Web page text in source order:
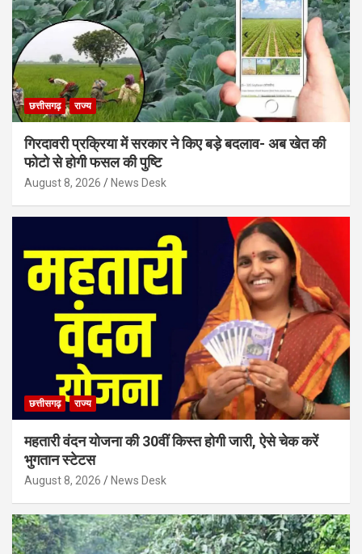
छत्तीसगढ़ राज्य
गिरदावरी प्रक्रिया में सरकार ने किए बड़े बदलाव- अब खेत की
फोटो से होगी फसल की पुष्टि
August 8, 2026 News Desk
छत्तीसगढ़ राज्य
महतारी वंदन योजना की 30वीं किस्त होगी जारी, ऐसे चेक करें
भुगतान स्टेटस
August 8, 2026 News Desk